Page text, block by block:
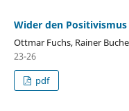
Wider den
Ottmar Fuchs, Rainer
23-26
pdf